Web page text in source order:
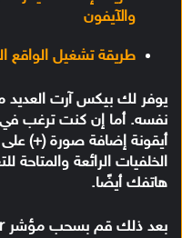
والآيفون
طريقة تشغيل الواقع
يوفر لك بيكس آرت العديد
نفسه. أما إن كنت ترغب
أيقونة إضافة صورة (+)
الخلفيات الرائعة والمتاحة
هاتفك أيضًا.